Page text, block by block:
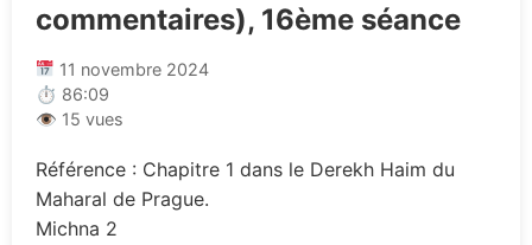
commentaires), 16ème séance
11 novembre 2024
⏱ 86:09
👁 15 vues
Référence : Chapitre 1 dans le Derekh Haim du
Maharal de Prague.
Michna 2